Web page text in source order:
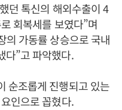
던 톡신의 해외수출이 4
회복세를 보였다”며
의 가동률 상승으로 국내
다”고 파악했다.
순조롭게 진행되고 있는
인으로 꼽혔다.